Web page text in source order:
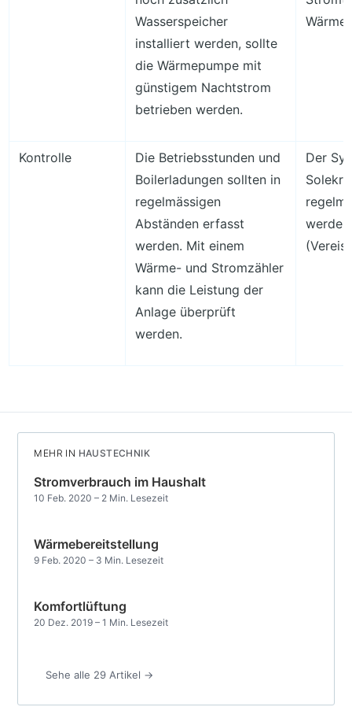
Wasserspeicher
installiert werden, sollte
die Wärmepumpe mit
günstigem Nachtstrom
betrieben werden.
Kontrolle
Die Betriebsstunden und
Boilerladungen sollten in
regelmässigen
Abständen erfasst
werden. Mit einem
Wärme- und Stromzähler
kann die Leistung der
Anlage überprüft
werden.
Der
werden
MEHR IN HAUSTECHNIK
Stromverbrauch im Haushalt
10 Feb. 2020 – 2 Min. Lesezeit
Wärmebereitstellung
9 Feb. 2020 – 3 Min. Lesezeit
Komfortlüftung
20 Dez. 2019 – 1 Min. Lesezeit
Sehe alle 29 Artikel →